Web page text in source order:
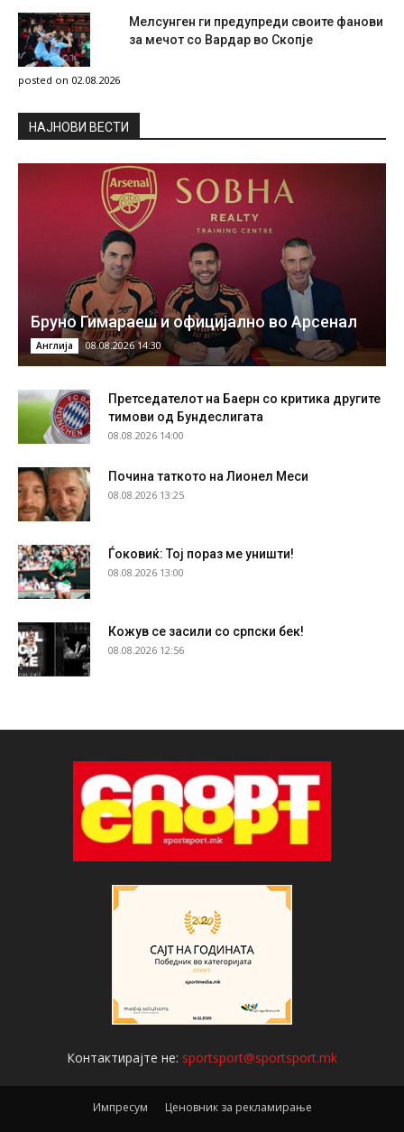
Мелсунген ги предупреди своите фанови
за мечот со Вардар во Скопје
posted on 02.08.2026
НAЈНОВИ ВЕСТИ
Бруно Гимараеш и официјално во Арсенал
Англија 08.08.2026 14:30
Претседателот на Баерн со критика другите
тимови од Бундеслигата
08.08.2026 14:00
Почина таткото на Лионел Меси
08.08.2026 13:25
Ѓоковиќ: Тој пораз ме уништи!
08.08.2026 13:00
Кожув се засили со српски бек!
08.08.2026 12:56
Контактирајте не: sportsport@sportsport.mk
Импресум Ценовник за рекламирање